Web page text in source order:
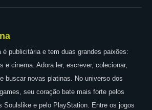
é publicitária e tem duas grandes paixões:
e cinema. Adora ler, escrever, colecionar,
buscar novas platinas. No universo dos
seu coração bate mais forte pelos
Soulslike e pelo PlayStation. Entre os jogos